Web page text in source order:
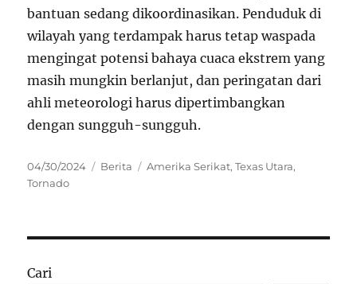
bantuan sedang dikoordinasikan. Penduduk di
wilayah yang terdampak harus tetap waspada
mengingat potensi bahaya cuaca ekstrem yang
masih mungkin berlanjut, dan peringatan dari
ahli meteorologi harus dipertimbangkan
dengan sungguh-sungguh.
Posted
on
04/30/2024 Categories
Berita Tags
Amerika Serikat,Texas Utara,
Tornado
Cari